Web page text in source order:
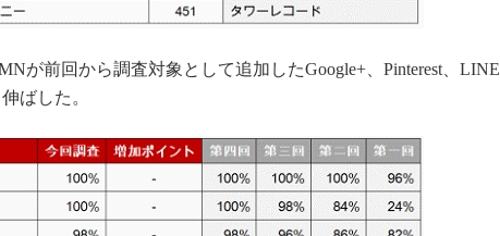
が前回から調査対象として追加したGoogle+、Pinterest、LINE
ばした。